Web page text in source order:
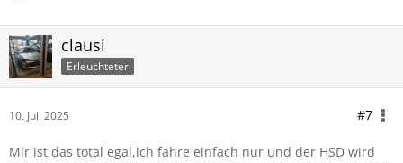
clausi
Erleuchteter
10. Juli 2025 #7
Mir ist das total egal,ich fahre einfach nur und der HSD wird